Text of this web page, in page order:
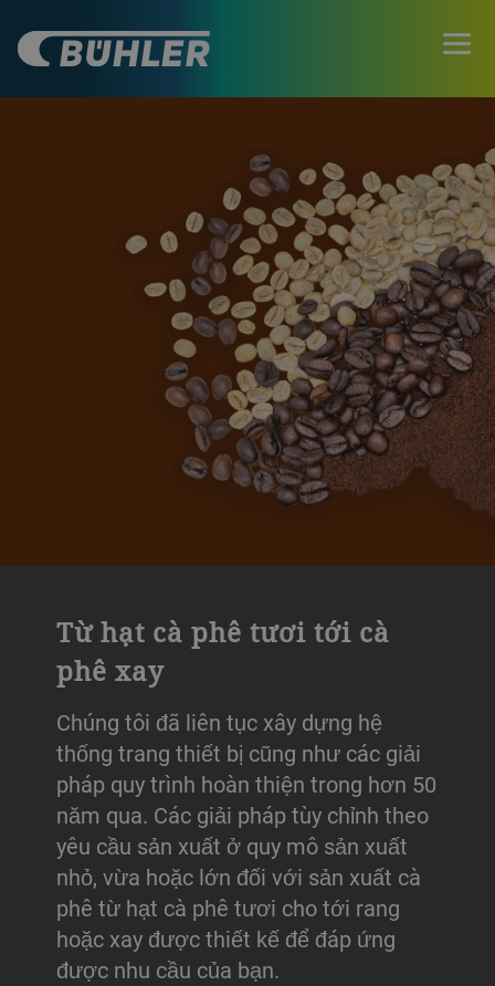
Từ hạt cà phê tươi tới cà
phê xay
Chúng tôi đã liên tục xây dựng hệ
thống trang thiết bị cũng như các giải
pháp quy trình hoàn thiện trong hơn 50
năm qua. Các giải pháp tùy chỉnh theo
yêu cầu sản xuất ở quy mô sản xuất
nhỏ, vừa hoặc lớn đối với sản xuất cà
phê từ hạt cà phê tươi cho tới rang
hoặc xay được thiết kế để đáp ứng
được nhu cầu của bạn.